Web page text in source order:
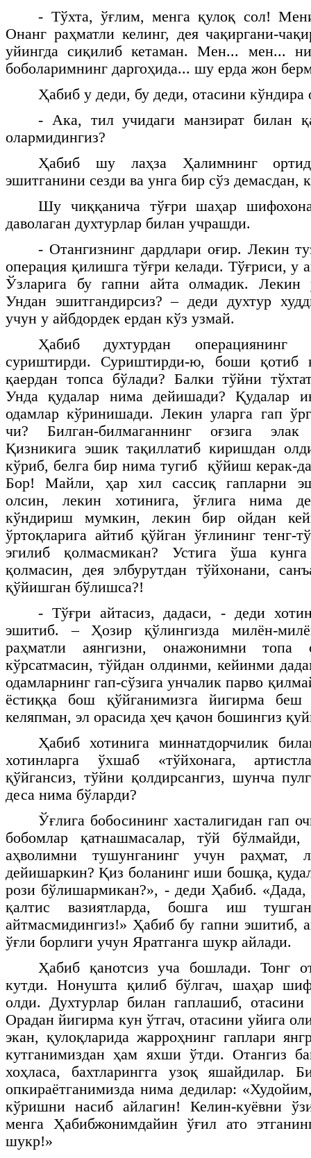
- Тўхта, ўғлим, менга қулоқ сол!
Онанг раҳматли келинг, дея чақиргани-
уйингда сиқилиб кетаман. Мен... мен...
боболаримнинг даргоҳида... шу ерда жон
Ҳабиб у деди, бу деди, отасини кўндира
- Ака, тил учидаги манзират билан
олармидингиз?
Ҳабиб шу лаҳза Ҳалимнинг
эшитганини сезди ва унга бир сўз демасдан,
Шу чиққанича тўғри шаҳар
даволаган духтурлар билан учрашди.
- Отангизнинг дардлари оғир. Лекин
операция қилишга тўғри келади. Тўғриси, у
Ўзларига бу гапни айта олмадик. Лекин
Ундан эшитгандирсиз? – деди духтур
учун у айбдордек ердан кўз узмай.
Ҳабиб духтурдан операциянинг
суриштирди. Суриштирди-ю, боши қотиб
қаердан топса бўлади? Балки тўйни
Унда қудалар нима дейишади? Қудалар
одамлар кўринишади. Лекин уларга гап
чи? Билган-билмаганнинг оғзига
Қизникига эшик тақиллатиб киришдан
кўриб, белга бир нима тугиб қўйиш керак-
Бор! Майли, ҳар хил сассиқ гапларни
олсин, лекин хотинига, ўғлига нима
кўндириш мумкин, лекин бир ойдан
ўртоқларига айтиб қўйган ўғлининг тенг-
эгилиб қолмасмикан? Устига ўша
қолмасин, дея элбурутдан тўйхонани,
қўйишган бўлишса?!
- Тўғри айтасиз, дадаси, - деди
эшитиб. – Ҳозир қўлингизда милён-
раҳматли аянгизни, онажонимни топа
кўрсатмасин, тўйдан олдинми, кейинми
одамларнинг гап-сўзига унчалик парво
ёстиққа бош қўйганимизга йигирма
келяпман, эл орасида ҳеч қачон бошингиз
Ҳабиб хотинига миннатдорчилик
хотинларга ўхшаб «тўйхонага,
қўйгансиз, тўйни қолдирсангиз, шунча
деса нима бўларди?
Ўғлига бобосининг хасталигидан гап
бобомлар қатнашмасалар, тўй
аҳволимни тушунганинг учун раҳмат,
дейишаркин? Қиз боланинг иши бошқа,
рози бўлишармикан?», - деди Ҳабиб. «Дада,
қалтис вазиятларда, бошга иш
айтмасмидингиз!» Ҳабиб бу гапни эшитиб,
ўғли борлиги учун Яратганга шукр айлади.
Ҳабиб қанотсиз уча бошлади. Тонг
кутди. Нонушта қилиб бўлгач, шаҳар
олди. Духтурлар билан гаплашиб, отасини
Орадан йигирма кун ўтгач, отасини уйига
экан, қулоқларида жарроҳнинг гаплари
кутганимиздан ҳам яхши ўтди. Отангиз
хоҳласа, бахтларингга узоқ яшайдилар.
опкираётганимизда нима дедилар:
кўришни насиб айлагин! Келин-куёвни
менга Ҳабибжонимдайин ўғил ато
шукр!»